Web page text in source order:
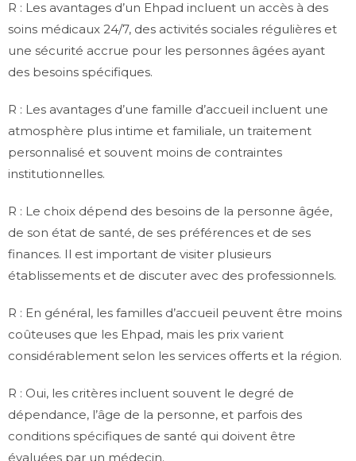
R : Les avantages d’un Ehpad incluent un accès à des
soins médicaux 24/7, des activités sociales régulières et
une sécurité accrue pour les personnes âgées ayant
des besoins spécifiques.
R : Les avantages d’une famille d’accueil incluent une
atmosphère plus intime et familiale, un traitement
personnalisé et souvent moins de contraintes
institutionnelles.
R : Le choix dépend des besoins de la personne âgée,
de son état de santé, de ses préférences et de ses
finances. Il est important de visiter plusieurs
établissements et de discuter avec des professionnels.
R : En général, les familles d’accueil peuvent être moins
coûteuses que les Ehpad, mais les prix varient
considérablement selon les services offerts et la région.
R : Oui, les critères incluent souvent le degré de
dépendance, l’âge de la personne, et parfois des
conditions spécifiques de santé qui doivent être
évaluées par un médecin.